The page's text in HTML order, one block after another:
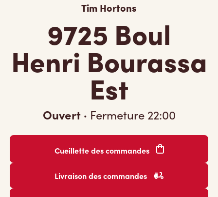
Tim Hortons
9725 Boul
Henri Bourassa
Est
Ouvert · Fermeture 22:00
Cueillette des commandes
Livraison des commandes